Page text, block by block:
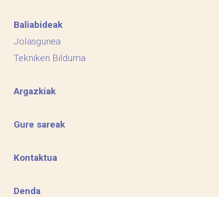
Baliabideak
Jolasgunea
Tekniken Bilduma
Argazkiak
Gure sareak
Kontaktua
Denda